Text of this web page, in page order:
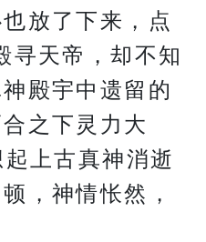
放了下来，点
寻天帝，却不知
殿宇中遗留的
之下灵力大
上古真神消逝
，神情怅然，